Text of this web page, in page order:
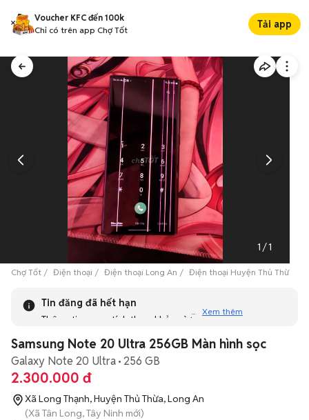
Voucher KFC đến 100k
Chỉ có trên app Chợ Tốt
Tải app
1 /1
Chợ Tốt Điện thoại Điện thoại Long An Điện thoại Huyện Thủ Thừa
Tin đăng đã hết hạn
Thông tin mang tính tham khảo và bạn không thể liên hệ
tương tự khác dưới đây nhé!
Xem thêm
Samsung Note 20 Ultra 256GB Màn hình sọc
Galaxy Note 20 Ultra 256 GB
2.300.000 đ
Xã Long Thạnh, Huyện Thủ Thừa, Long An
(Xã Tân Long, Tây Ninh mới)